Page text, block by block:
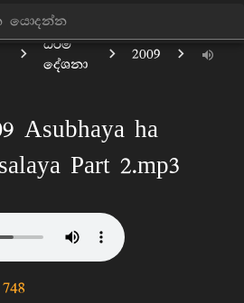
ධර්ම
දේශනා
2009
Asubhaya ha
Part 2.mp3
748